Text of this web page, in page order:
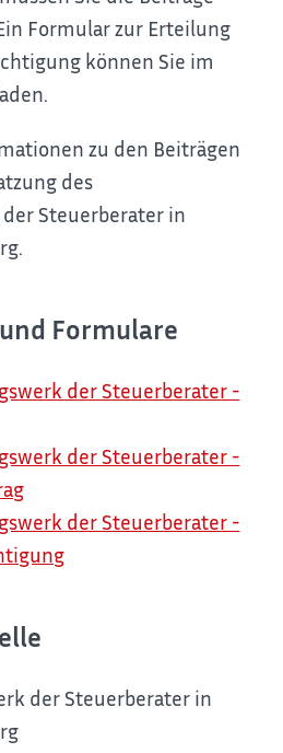
Formular zur Erteilung
können Sie im
zu den Beiträgen
des
Steuerberater in
Formulare
der Steuerberater -
der Steuerberater -
der Steuerberater -
der Steuerberater in